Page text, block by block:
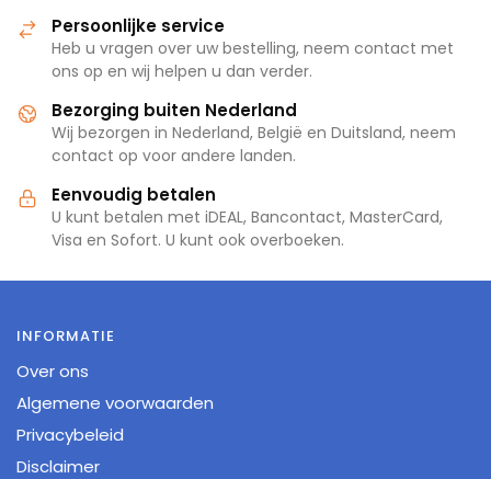
Persoonlijke service
Heb u vragen over uw bestelling, neem contact met
ons op en wij helpen u dan verder.
Bezorging buiten Nederland
Wij bezorgen in Nederland, België en Duitsland, neem
contact op voor andere landen.
Eenvoudig betalen
U kunt betalen met iDEAL, Bancontact, MasterCard,
Visa en Sofort. U kunt ook overboeken.
INFORMATIE
Over ons
Algemene voorwaarden
Privacybeleid
Disclaimer